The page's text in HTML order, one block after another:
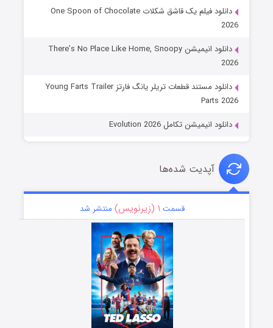
دانلود فیلم یک قاشق شکلات One Spoon of Chocolate
2026
دانلود انیمیشن There’s No Place Like Home, Snoopy
2026
دانلود مستند قطعات تریلر یانگ فارتز Young Farts Trailer
Parts 2026
دانلود انیمیشن تکامل Evolution 2026
آپدیت شده‌ها
قسمت ۱ (زیرنویس) منتشر شد